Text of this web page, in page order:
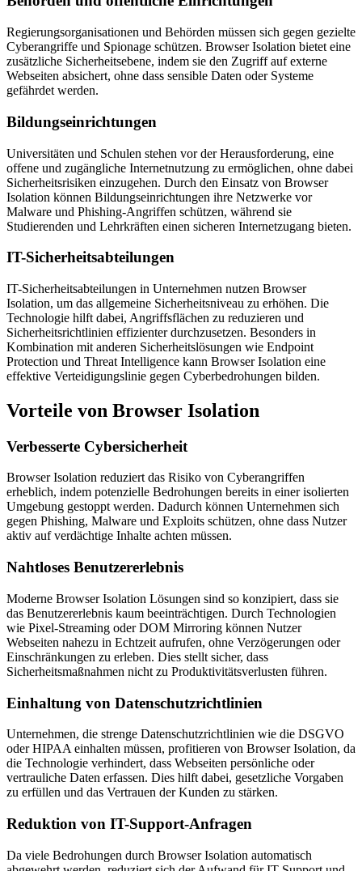
Regierungsorganisationen und Behörden müssen sich gegen gezielte
Cyberangriffe und Spionage schützen. Browser Isolation bietet eine
zusätzliche Sicherheitsebene, indem sie den Zugriff auf externe
Webseiten absichert, ohne dass sensible Daten oder Systeme
gefährdet werden.
Bildungseinrichtungen
Universitäten und Schulen stehen vor der Herausforderung, eine
offene und zugängliche Internetnutzung zu ermöglichen, ohne dabei
Sicherheitsrisiken einzugehen. Durch den Einsatz von Browser
Isolation können Bildungseinrichtungen ihre Netzwerke vor
Malware und Phishing-Angriffen schützen, während sie
Studierenden und Lehrkräften einen sicheren Internetzugang bieten.
IT-Sicherheitsabteilungen
IT-Sicherheitsabteilungen in Unternehmen nutzen Browser
Isolation, um das allgemeine Sicherheitsniveau zu erhöhen. Die
Technologie hilft dabei, Angriffsflächen zu reduzieren und
Sicherheitsrichtlinien effizienter durchzusetzen. Besonders in
Kombination mit anderen Sicherheitslösungen wie Endpoint
Protection und Threat Intelligence kann Browser Isolation eine
effektive Verteidigungslinie gegen Cyberbedrohungen bilden.
Vorteile von Browser Isolation
Verbesserte Cybersicherheit
Browser Isolation reduziert das Risiko von Cyberangriffen
erheblich, indem potenzielle Bedrohungen bereits in einer isolierten
Umgebung gestoppt werden. Dadurch können Unternehmen sich
gegen Phishing, Malware und Exploits schützen, ohne dass Nutzer
aktiv auf verdächtige Inhalte achten müssen.
Nahtloses Benutzererlebnis
Moderne Browser Isolation Lösungen sind so konzipiert, dass sie
das Benutzererlebnis kaum beeinträchtigen. Durch Technologien
wie Pixel-Streaming oder DOM Mirroring können Nutzer
Webseiten nahezu in Echtzeit aufrufen, ohne Verzögerungen oder
Einschränkungen zu erleben. Dies stellt sicher, dass
Sicherheitsmaßnahmen nicht zu Produktivitätsverlusten führen.
Einhaltung von Datenschutzrichtlinien
Unternehmen, die strenge Datenschutzrichtlinien wie die DSGVO
oder HIPAA einhalten müssen, profitieren von Browser Isolation, da
die Technologie verhindert, dass Webseiten persönliche oder
vertrauliche Daten erfassen. Dies hilft dabei, gesetzliche Vorgaben
zu erfüllen und das Vertrauen der Kunden zu stärken.
Reduktion von IT-Support-Anfragen
Da viele Bedrohungen durch Browser Isolation automatisch